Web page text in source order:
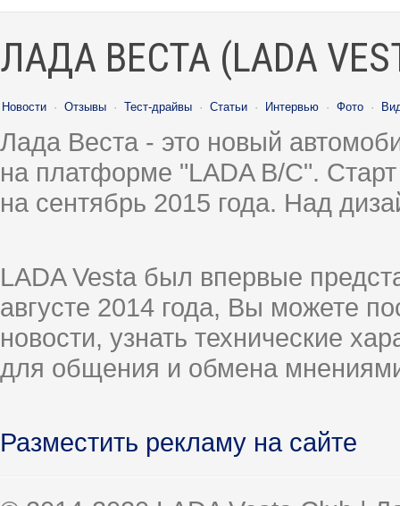
ЛАДА ВЕСТА (LADA
Новости · Отзывы · Тест-драйвы · Статьи · Интервью · Фото ·
Лада Веста - это новый
на платформе "LADA B/C".
на сентябрь 2015 года. Над
LADA Vesta был впервые
августе 2014 года, Вы можете
новости, узнать технические
для общения и обмена
Разместить рекламу на сайте